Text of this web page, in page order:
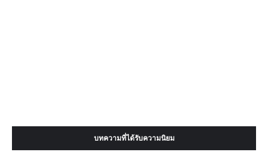
บทความที่ได้รับความนิยม